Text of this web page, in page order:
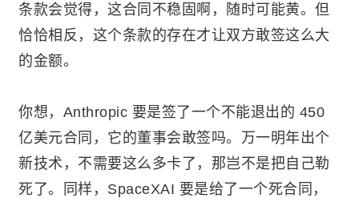
条款会觉得，这合同不稳固啊，随时可能黄。但
恰恰相反，这个条款的存在才让双方敢签这么大
的金额。
你想，Anthropic 要是签了一个不能退出的 450
亿美元合同，它的董事会敢签吗。万一明年出个
新技术，不需要这么多卡了，那岂不是把自己勒
死了。同样，SpaceXAI 要是给了一个死合同，